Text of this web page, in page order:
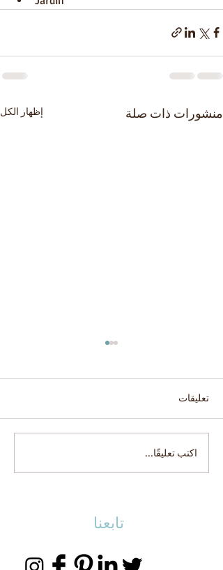
منشورات ذات صلة إظهار الكل
فيلا احلام
تعليقات
اكتب تعليقًا...
تابعنا